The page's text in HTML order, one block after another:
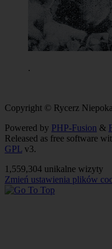
.
Copyright © Rycerz
Powered by PHP-Fusion &
Released as free software
GPL v3.
1,559,304 unikalne wizyty
Zmień ustawienia plików